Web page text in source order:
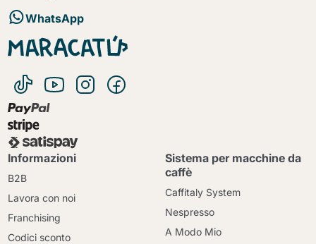
WhatsApp
Informazioni
B2B
Lavora con noi
Franchising
Codici sconto
Sistema per macchine da
caffè
Caffitaly System
Nespresso
A Modo Mio